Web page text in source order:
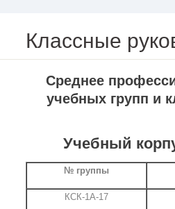
Классные
Среднее
учебных групп и
Учебный
№ группы
КСК-1А-17